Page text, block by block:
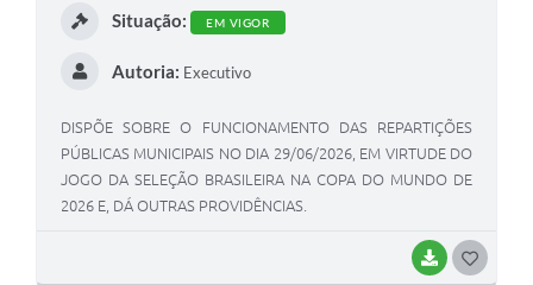
BAIXAR
Situação: EM VIGOR
Autoria: Executivo
DISPÕE SOBRE O FUNCIONAMENTO DAS REPARTIÇÕES
PÚBLICAS MUNICIPAIS NO DIA 29/06/2026, EM VIRTUDE DO
JOGO DA SELEÇÃO BRASILEIRA NA COPA DO MUNDO DE
2026 E, DÁ OUTRAS PROVIDÊNCIAS.